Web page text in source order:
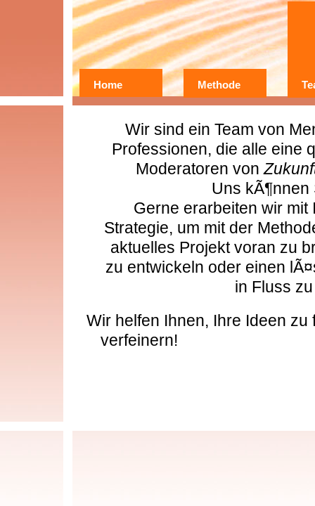
Home
Methode
Erfahrungen
Wir sind ein Team von
Professionen, die alle eine
Moderatoren von
Uns kÃ¶nnen
Gerne erarbeiten wir
Strategie, um mit der
aktuelles Projekt voran zu
zu entwickeln oder einen
in Fluss
Wir helfen Ihnen, Ihre Ideen
verfeinern!